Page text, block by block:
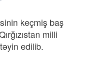
keçmiş baş
milli
edilib.